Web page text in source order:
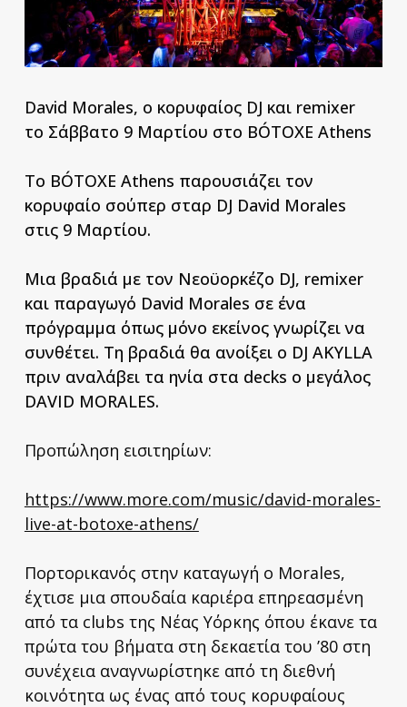
David Morales, ο κορυφαίος DJ και remixer
το Σάββατο 9 Μαρτίου στο BÓTOXE Athens
Το BÓTOXE Athens παρουσιάζει τον
κορυφαίο σούπερ σταρ DJ David Morales
στις 9 Μαρτίου.
Μια βραδιά με τον Νεοϋορκέζο DJ, remixer
και παραγωγό David Morales σε ένα
πρόγραμμα όπως μόνο εκείνος γνωρίζει να
συνθέτει. Τη βραδιά θα ανοίξει ο DJ AKYLLA
πριν αναλάβει τα ηνία στα decks ο μεγάλος
DAVID MORALES.
Προπώληση εισιτηρίων:
https://www.more.com/music/david-morales-
live-at-botoxe-athens/
Πορτορικανός στην καταγωγή ο Morales,
έχτισε μια σπουδαία καριέρα επηρεασμένη
από τα clubs της Νέας Υόρκης όπου έκανε τα
πρώτα του βήματα στη δεκαετία του ’80 στη
συνέχεια αναγνωρίστηκε από τη διεθνή
κοινότητα ως ένας από τους κορυφαίους